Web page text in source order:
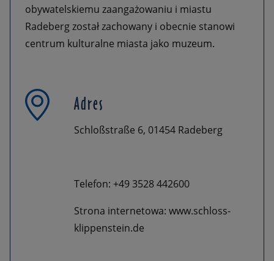
obywatelskiemu zaangażowaniu i miastu
Radeberg został zachowany i obecnie stanowi
centrum kulturalne miasta jako muzeum.
Adres
Schloßstraße 6, 01454 Radeberg
Telefon: +49 3528 442600
Strona internetowa: www.schloss-
klippenstein.de